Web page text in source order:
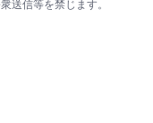
送信等を禁じます。